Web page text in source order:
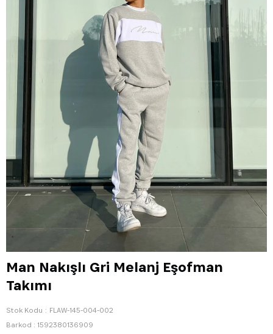
Man Nakışlı Gri Melanj Eşofman
Takımı
Stok Kodu
FLAW-145-004-002
Barkod : 1592380136909